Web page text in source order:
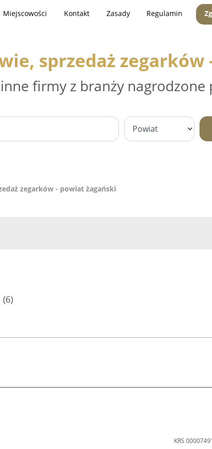
Miejscowości Kontakt Zasady Regulamin
sprzedaż zegarków
firmy z branży nagrodzone
zegarków - powiat żagański
(6)
KRS